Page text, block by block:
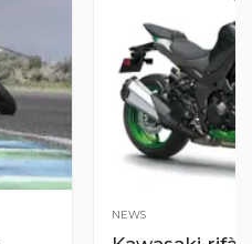
NEWS